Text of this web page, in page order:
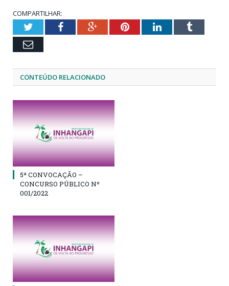
COMPARTILHAR:
TwitterFacebookGoogle+PinterestLinkedInTumblr
Email
CONTEÚDO RELACIONADO
5ª CONVOCAÇÃO –
CONCURSO PÚBLICO Nº
001/2022